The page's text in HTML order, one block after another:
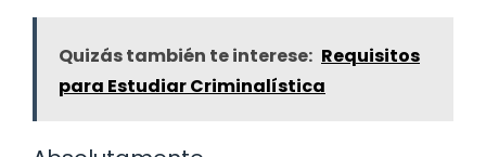
Quizás también te interese: Requisitos
para Estudiar Criminalística